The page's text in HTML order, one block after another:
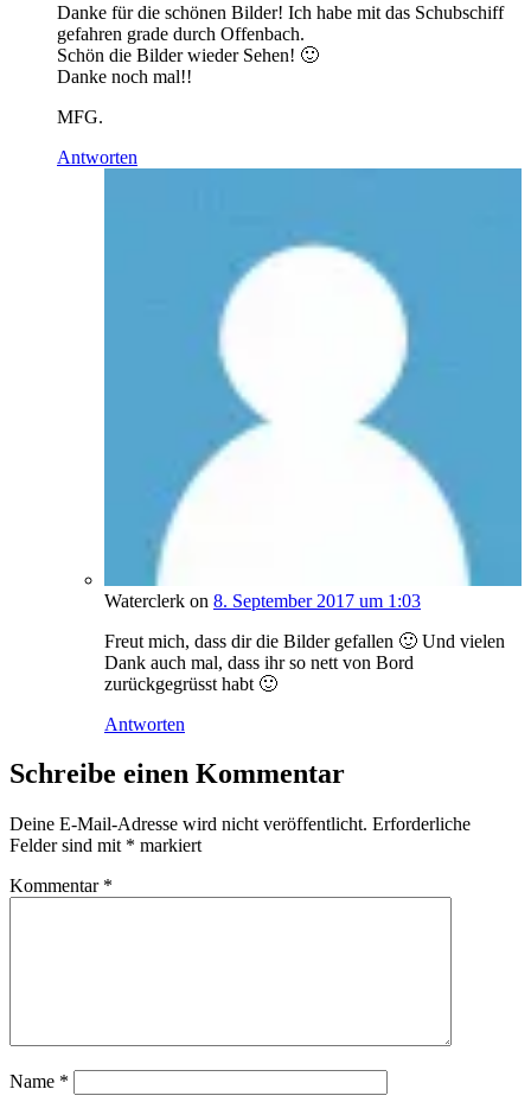
Danke für die schönen Bilder! Ich habe mit das Schubschiff
gefahren grade durch Offenbach.
Schön die Bilder wieder Sehen! 🙂
Danke noch mal!!
MFG.
Antworten
Waterclerk on 8. September 2017 um 1:03
Freut mich, dass dir die Bilder gefallen 🙂 Und vielen
Dank auch mal, dass ihr so nett von Bord
zurückgegrüsst habt 🙂
Antworten
Schreibe einen Kommentar
Deine E-Mail-Adresse wird nicht veröffentlicht. Erforderliche
Felder sind mit * markiert
Kommentar *
Name *